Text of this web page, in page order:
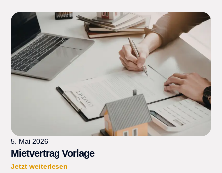
5. Mai 2026
Mietvertrag Vorlage
Jetzt weiterlesen